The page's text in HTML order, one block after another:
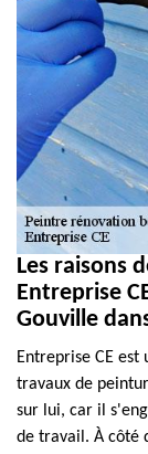
Les raisons
Entreprise
Gouville
Entreprise CE
travaux de
sur lui, car il
de travail. À côté